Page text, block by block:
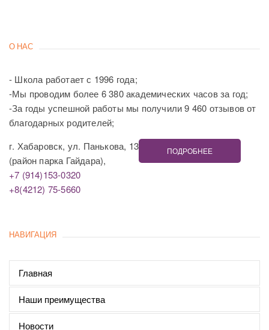
О НАС
- Школа работает с 1996 года;
-Мы проводим более 6 380 академических часов за год;
-За годы успешной работы мы получили 9 460 отзывов от
благодарных родителей;
г. Хабаровск, ул. Панькова, 13
(район парка Гайдара),
+7 (914)153-0320
+8(4212) 75-5660
ПОДРОБНЕЕ
НАВИГАЦИЯ
Главная
Наши преимущества
Новости